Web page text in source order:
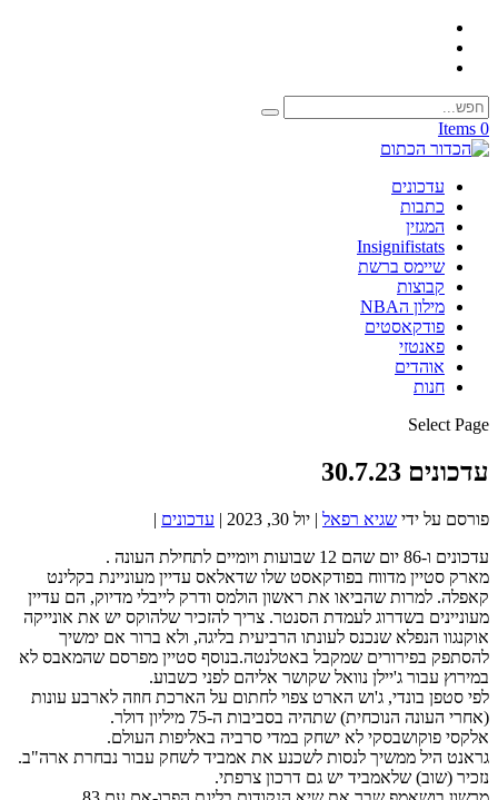
0 Items
עדכונים
כתבות
המגזין
Insignifistats
שיימס ברשת
קבוצות
מילון הNBA
פודקאסטים
פאנטזי
אוהדים
חנות
Select Page
עדכונים 30.7.23
פורסם על ידי שגיא רפאל | יול 30, 2023 | עדכונים |
עדכונים ו-86 יום שהם 12 שבועות ויומיים לתחילת העונה .
מארק סטיין מדווח בפודקאסט שלו שדאלאס עדיין מעוניינת בקלינט
קאפלה. למרות שהביאו את ראשון הולמס ודרק לייבלי מדיוק, הם עדיין
מעוניינים בשדרוג לעמדת הסנטר. צריך להזכיר שלהוקס יש את אונייקה
אוקנגוו הנפלא שנכנס לעונתו הרביעית בליגה, ולא ברור אם ימשיך
להסתפק בפירורים שמקבל באטלנטה.בנוסף סטיין מפרסם שהמאבס לא
במירוץ עבור ג'יילן נוואל שקושר אליהם לפני כשבוע.
לפי סטפן בונדי, ג'וש הארט צפוי לחתום על הארכת חוזה לארבע עונות
(אחרי העונה הנוכחית) שתהיה בסביבות ה-75 מיליון דולר.
אלקסי פוקושבסקי לא ישחק במדי סרביה באליפות העולם.
גראנט היל ממשיך לנסות לשכנע את אמביד לשחק עבור נבחרת ארה"ב.
נזכיר (שוב) שלאמביד יש גם דרכון צרפתי.